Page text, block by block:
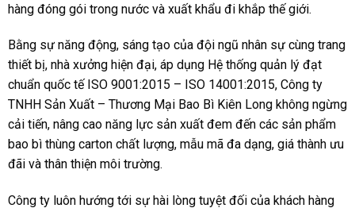
hàng đóng gói trong nước và xuất khẩu đi khắp thế giới.
Bằng sự năng động, sáng tạo của đội ngũ nhân sự cùng trang
thiết bị, nhà xưởng hiện đại, áp dụng Hệ thống quản lý đạt
chuẩn quốc tế ISO 9001:2015 – ISO 14001:2015, Công ty
TNHH Sản Xuất – Thương Mại Bao Bì Kiên Long không ngừng
cải tiến, nâng cao năng lực sản xuất đem đến các sản phẩm
bao bì thùng carton chất lượng, mẫu mã đa dạng, giá thành ưu
đãi và thân thiện môi trường.
Công ty luôn hướng tới sự hài lòng tuyệt đối của khách hàng